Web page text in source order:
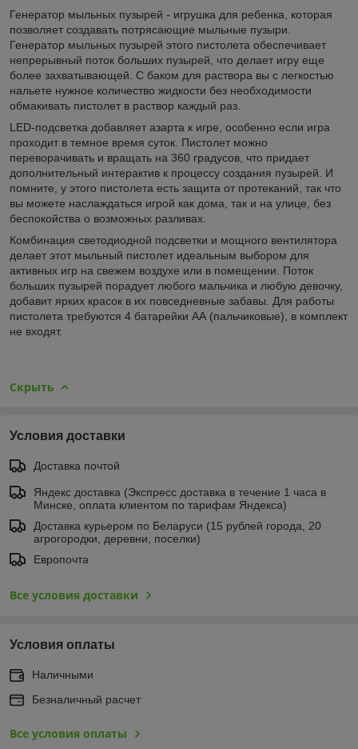
Генератор мыльных пузырей - игрушка для ребенка, которая
позволяет создавать потрясающие мыльные пузыри.
Генератор мыльных пузырей этого пистолета обеспечивает
непрерывный поток больших пузырей, что делает игру еще
более захватывающей. С баком для раствора вы с легкостью
нальете нужное количество жидкости без необходимости
обмакивать пистолет в раствор каждый раз.
LED-подсветка добавляет азарта к игре, особенно если игра
проходит в темное время суток. Пистолет можно
переворачивать и вращать на 360 градусов, что придает
дополнительный интерактив к процессу создания пузырей. И
помните, у этого пистолета есть защита от протеканий, так что
вы можете наслаждаться игрой как дома, так и на улице, без
беспокойства о возможных разливах.
Комбинация светодиодной подсветки и мощного вентилятора
делает этот мыльный пистолет идеальным выбором для
активных игр на свежем воздухе или в помещении. Поток
больших пузырей порадует любого мальчика и любую девочку,
добавит ярких красок в их повседневные забавы. Для работы
пистолета требуются 4 батарейки АА (пальчиковые), в комплект
не входят.
Скрыть
Условия доставки
Доставка почтой
Яндекс доставка (Экспресс доставка в течение 1 часа в
Минске, оплата клиентом по тарифам Яндекса)
Доставка курьером по Беларуси (15 рублей города, 20
агрогородки, деревни, поселки)
Европочта
Все условия доставки
Условия оплаты
Наличными
Безналичный расчет
Все условия оплаты